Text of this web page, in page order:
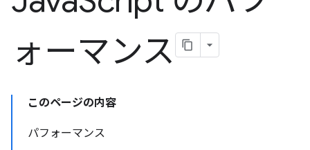
ォーマンス
このページの内容
パフォーマンス